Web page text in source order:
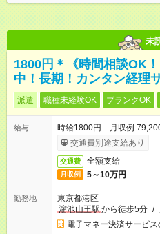
未
1800円＊《時間相談OK
中！長期！カンタン経理
派遣 職種未経験OK ブランクOK
給与
時給1800円 月収例
交通費別途支給あり
交通費 全額支給
月収例 5～10万円
勤務地
東京都港区
溜池山王駅から徒歩5分 /
電子マネー決済サービ